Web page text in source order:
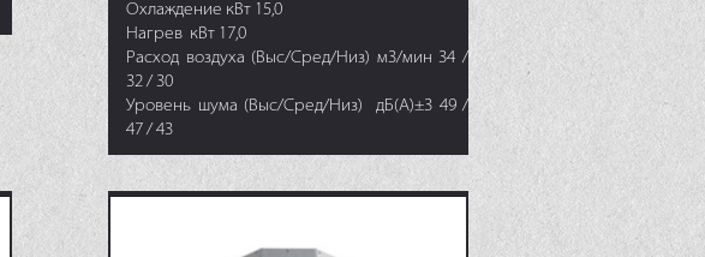
Охлаждение кВт 15,0
Нагрев кВт 17,0
Расход воздуха (Выс/Сред/Низ) м3/мин 34 /
32 / 30
Уровень шума (Выс/Сред/Низ) дБ(А)±3 49 /
47 / 43